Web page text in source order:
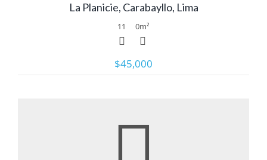
La Planicie, Carabayllo, Lima
11 0m²
$45,000